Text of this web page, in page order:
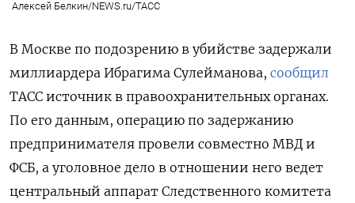
Алексей Белкин/NEWS.ru/ТАСС
В Москве по подозрению в убийстве задержали
миллиардера Ибрагима Сулейманова, сообщил
ТАСС источник в правоохранительных органах.
По его данным, операцию по задержанию
предпринимателя провели совместно МВД и
ФСБ, а уголовное дело в отношении него ведет
центральный аппарат Следственного комитета